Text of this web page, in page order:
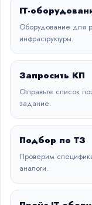
IT-
Оборудование для
инфраструктуры.
Запросить КП
Отправьте список
задание.
Подбор по ТЗ
Проверим
аналоги.